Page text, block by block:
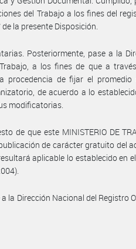
del Trabajo a los fines del
la presente Disposición.
Posteriormente, pase a la
a los fines de que a
procedencia de fijar el promedio
de acuerdo a lo
modificatorias.
de que este MINISTERIO DE
de carácter gratuito del
aplicable lo establecido en
la Dirección Nacional del Registro